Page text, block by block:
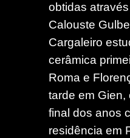
obtidas
Calouste
Cargaleiro
cerâmica
Roma e
tarde em Gien,
final dos anos
residência em